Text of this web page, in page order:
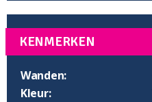
KENMERKEN
Wanden:
Kleur: